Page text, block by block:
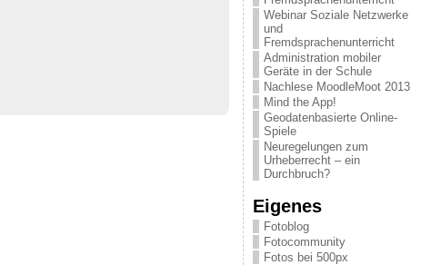
Webinar Soziale Netzwerke
und
Fremdsprachenunterricht
Administration mobiler
Geräte in der Schule
Nachlese MoodleMoot 2013
Mind the App!
Geodatenbasierte Online-
Spiele
Neuregelungen zum
Urheberrecht – ein
Durchbruch?
Eigenes
Fotoblog
Fotocommunity
Fotos bei 500px